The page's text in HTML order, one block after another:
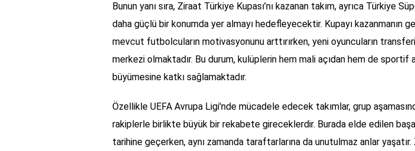
Bunun yanı sıra, Ziraat Türkiye Kupası’nı kazanan takım, ayrıca Türkiye
daha güçlü bir konumda yer almayı hedefleyecektir. Kupayı kazanmanın
mevcut futbolcuların motivasyonunu arttırırken, yeni oyuncuların
merkezi olmaktadır. Bu durum, kulüplerin hem mali açıdan hem de sportif
büyümesine katkı sağlamaktadır.
Özellikle UEFA Avrupa Ligi'nde mücadele edecek takımlar, grup
rakiplerle birlikte büyük bir rekabete gireceklerdir. Burada elde edilen
tarihine geçerken, aynı zamanda taraftarlarına da unutulmaz anlar